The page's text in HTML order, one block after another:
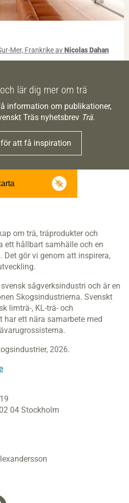
Mer, Frankrike avNicolas Dahan
lär dig mer om trä
information om publikationer,
Träs nyhetsbrev Trä.
att få inspiration
om trä, träprodukter och
ett hållbart samhälle och en
gör vi genom att inspirera,
sågverksindustri och är en
Skogsindustrierna. Svenskt
limträ-, KL-trä- och
ett nära samarbete med
2026.
04 Stockholm